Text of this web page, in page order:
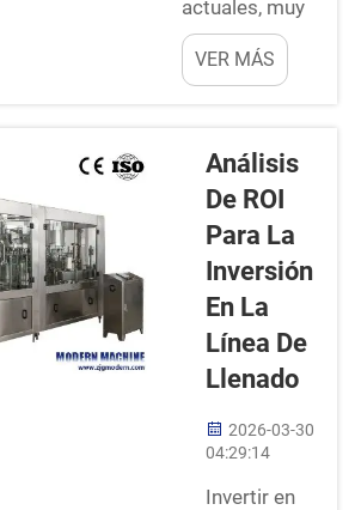
actuales, muy
activas y
dinámicas, es
fundamental
productos con
exactitud.
Durante el
proceso de
llenado de
botellas, latas
o cajas, deben
asegurarse de
que estos
contengan la
cantidad
correcta. De lo
VER MÁS
Análisis
De ROI
Para La
Inversión
En La
Línea De
Llenado
2026-03-30
04:29:14
Invertir en